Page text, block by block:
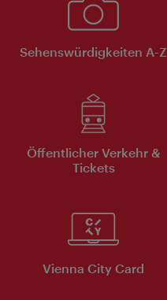
Sehenswürdigkeiten A-Z
Öffentlicher Verkehr &
Tickets
Vienna City Card